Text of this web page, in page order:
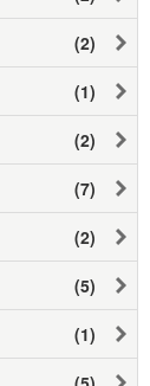
(2)
(1)
(2)
(7)
(2)
(5)
(1)